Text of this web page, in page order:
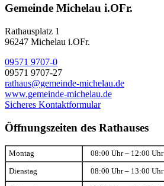
Gemeinde Michelau i.OFr.
Rathausplatz 1
96247 Michelau i.OFr.
09571 9707-0
09571 9707-27
rathaus@gemeinde-michelau.de
www.gemeinde-michelau.de
Sicheres Kontaktformular
Öffnungszeiten des Rathauses
Montag 08:00 Uhr – 12:00 Uhr
Dienstag 08:00 Uhr – 13:00 Uhr